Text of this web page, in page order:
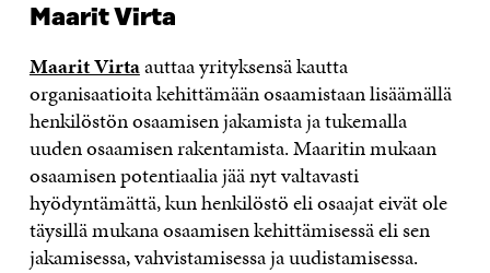
Maarit Virta
Maarit Virtaauttaa yrityksensä kautta
organisaatioita kehittämään osaamistaan lisäämällä
henkilöstön osaamisen jakamista ja tukemalla
uuden osaamisen rakentamista. Maaritin mukaan
osaamisen potentiaalia jää nyt valtavasti
hyödyntämättä, kun henkilöstö eli osaajat eivät ole
täysillä mukana osaamisen kehittämisessä eli sen
jakamisessa, vahvistamisessa ja uudistamisessa.